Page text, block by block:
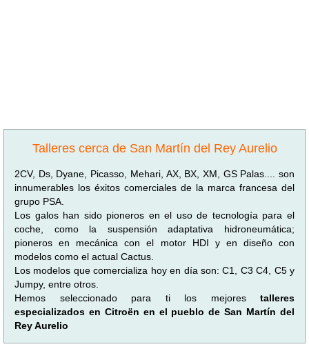
Talleres cerca de San Martín del Rey Aurelio
2CV, Ds, Dyane, Picasso, Mehari, AX, BX, XM, GS Palas.... son
innumerables los éxitos comerciales de la marca francesa del
grupo PSA.
Los galos han sido pioneros en el uso de tecnología para el
coche, como la suspensión adaptativa hidroneumática;
pioneros en mecánica con el motor HDI y en diseño con
modelos como el actual Cactus.
Los modelos que comercializa hoy en día son: C1, C3 C4, C5 y
Jumpy, entre otros.
Hemos seleccionado para ti los mejores talleres
especializados en Citroën en el pueblo de San Martín del
Rey Aurelio